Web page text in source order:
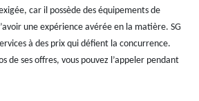
car il possède des équipements de
une expérience avérée en la matière. SG
à des prix qui défient la concurrence.
de ses offres, vous pouvez l’appeler pendant